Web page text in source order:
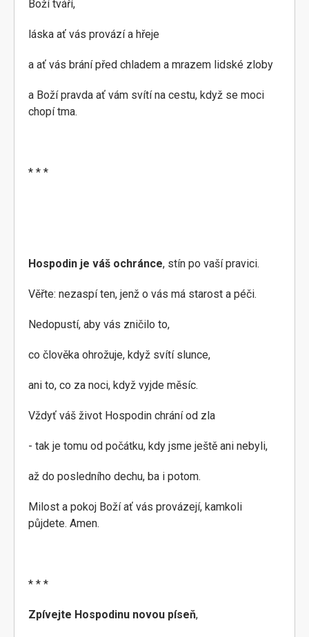
Boží tváří,
láska ať vás provází a hřeje
a ať vás brání před chladem a mrazem lidské zloby
a Boží pravda ať vám svítí na cestu, když se moci
chopí tma.
* * *
Hospodin je váš ochránce, stín po vaší pravici.
Věřte: nezaspí ten, jenž o vás má starost a péči.
Nedopustí, aby vás zničilo to,
co člověka ohrožuje, když svítí slunce,
ani to, co za noci, když vyjde měsíc.
Vždyť váš život Hospodin chrání od zla
- tak je tomu od počátku, kdy jsme ještě ani nebyli,
až do posledního dechu, ba i potom.
Milost a pokoj Boží ať vás provázejí, kamkoli
půjdete. Amen.
* * *
Zpívejte Hospodinu novou píseň,